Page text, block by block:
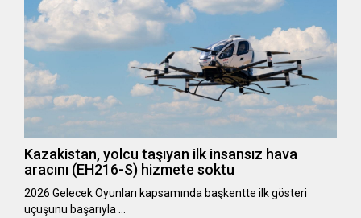
Kazakistan, yolcu taşıyan ilk insansız hava
aracını (EH216-S) hizmete soktu
2026 Gelecek Oyunları kapsamında başkentte ilk gösteri
uçuşunu başarıyla …